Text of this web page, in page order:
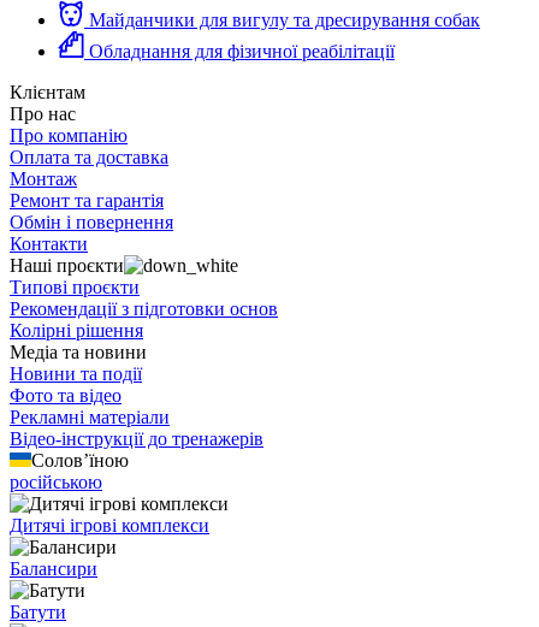
Майданчики для вигулу та дресирування собак
Обладнання для фізичної реабілітації
Клієнтам
Про нас
Про компанію
Оплата та доставка
Монтаж
Ремонт та гарантія
Обмін і повернення
Контакти
Наші проєкти
Типові проєкти
Рекомендації з підготовки основ
Колірні рішення
Медіа та новини
Новини та події
Фото та відео
Рекламні матеріали
Відео-інструкції до тренажерів
Солов’їною
російською
Дитячі ігрові комплекси
Балансири
Батути